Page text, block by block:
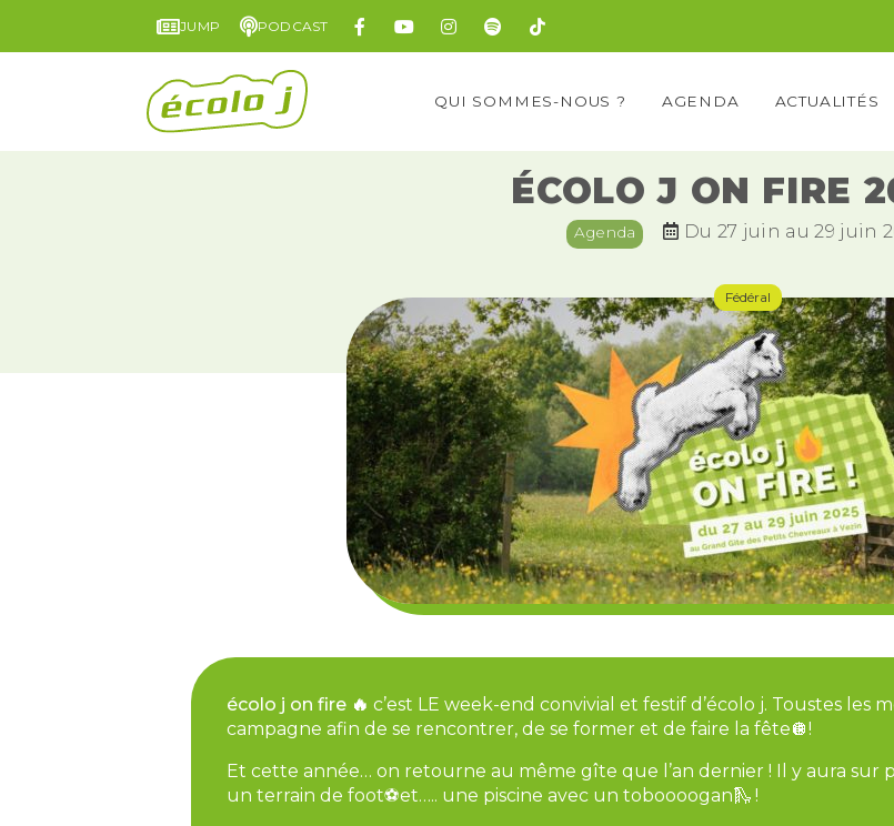
JUMP PODCAST
QUI SOMMES-NOUS ? AGENDA ACTUALITÉS
ÉCOLO J ON FIRE
Agenda Du 27 juin au 29 juin
Fédéral
écolo j on fire 🔥 c’est LE week-end convivial et festif d’écolo j. Toustes
campagne afin de se rencontrer, de se former et de faire la fête🪩!
Et cette année… on retourne au même gîte que l’an dernier ! Il y aura
un terrain de foot⚽️et….. une piscine avec un toboooogan🛝 !